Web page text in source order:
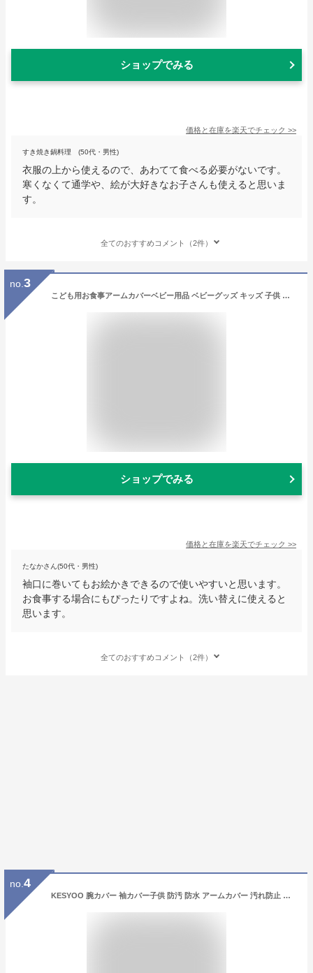
ショップでみる
価格と在庫を楽天でチェック >>
すき焼き鍋料理 (50代・男性)
衣服の上から使えるので、あわてて食べる必要がないです。
寒くなくて通学や、絵が大好きなお子さんも使えると思いま
す。
全てのおすすめコメント（2件）
no. 3
こども用お食事アームカバーベビー用品 ベビーグッズ キッズ 子供 子ども 食事 ごはん おえかき お絵かき 手洗い 袖口 汚れ防止 キャラクター BAM1 スケーター
ショップでみる
価格と在庫を楽天でチェック >>
たなかさん(50代・男性)
袖口に巻いてもお絵かきできるので使いやすいと思います。
お食事する場合にもぴったりですよね。洗い替えに使えると
思います。
全てのおすすめコメント（2件）
no. 4
KESYOO 腕カバー 袖カバー子供 防汚 防水 アームカバー 汚れ防止 事務 ガーデニング オフィス用 キーズ かわいい ピンク パープル 5ペアセット